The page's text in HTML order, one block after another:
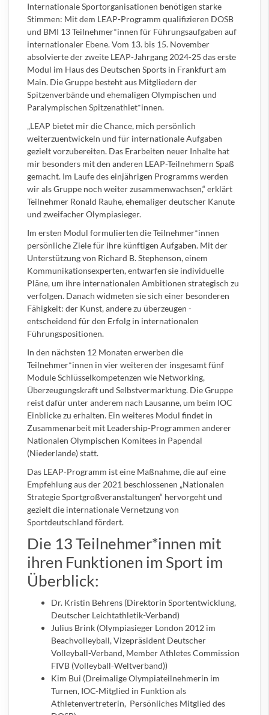
Internationale Sportorganisationen benötigen starke
Stimmen: Mit dem LEAP-Programm qualifizieren DOSB
und BMI 13 Teilnehmer*innen für Führungsaufgaben auf
internationaler Ebene. Vom 13. bis 15. November
absolvierte der zweite LEAP-Jahrgang 2024-25 das erste
Modul im Haus des Deutschen Sports in Frankfurt am
Main. Die Gruppe besteht aus Mitgliedern der
Spitzenverbände und ehemaligen Olympischen und
Paralympischen Spitzenathlet*innen.
„LEAP bietet mir die Chance, mich persönlich
weiterzuentwickeln und für internationale Aufgaben
gezielt vorzubereiten. Das Erarbeiten neuer Inhalte hat
mir besonders mit den anderen LEAP-Teilnehmern Spaß
gemacht. Im Laufe des einjährigen Programms werden
wir als Gruppe noch weiter zusammenwachsen,“ erklärt
Teilnehmer Ronald Rauhe, ehemaliger deutscher Kanute
und zweifacher Olympiasieger.
Im ersten Modul formulierten die Teilnehmer*innen
persönliche Ziele für ihre künftigen Aufgaben. Mit der
Unterstützung von Richard B. Stephenson, einem
Kommunikationsexperten, entwarfen sie individuelle
Pläne, um ihre internationalen Ambitionen strategisch zu
verfolgen. Danach widmeten sie sich einer besonderen
Fähigkeit: der Kunst, andere zu überzeugen -
entscheidend für den Erfolg in internationalen
Führungspositionen.
In den nächsten 12 Monaten erwerben die
Teilnehmer*innen in vier weiteren der insgesamt fünf
Module Schlüsselkompetenzen wie Networking,
Überzeugungskraft und Selbstvermarktung. Die Gruppe
reist dafür unter anderem nach Lausanne, um beim IOC
Einblicke zu erhalten. Ein weiteres Modul findet in
Zusammenarbeit mit Leadership-Programmen anderer
Nationalen Olympischen Komitees in Papendal
(Niederlande) statt.
Das LEAP-Programm ist eine Maßnahme, die auf eine
Empfehlung aus der 2021 beschlossenen „Nationalen
Strategie Sportgroßveranstaltungen“ hervorgeht und
gezielt die internationale Vernetzung von
Sportdeutschland fördert.
Die 13 Teilnehmer*innen mit
ihren Funktionen im Sport im
Überblick:
Dr. Kristin Behrens (Direktorin Sportentwicklung,
Deutscher Leichtathletik-Verband)
Julius Brink (Olympiasieger London 2012 im
Beachvolleyball, Vizepräsident Deutscher
Volleyball-Verband, Member Athletes Commission
FIVB (Volleyball-Weltverband))
Kim Bui (Dreimalige Olympiateilnehmerin im
Turnen, IOC-Mitglied in Funktion als
Athletenvertreterin, Persönliches Mitglied des